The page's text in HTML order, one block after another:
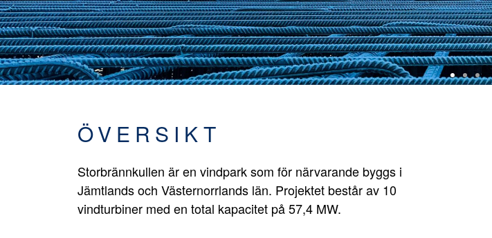
ÖVERSIKT
Storbrännkullen är en vindpark som för närvarande byggs i
Jämtlands och Västernorrlands län. Projektet består av 10
vindturbiner med en total kapacitet på 57,4 MW.